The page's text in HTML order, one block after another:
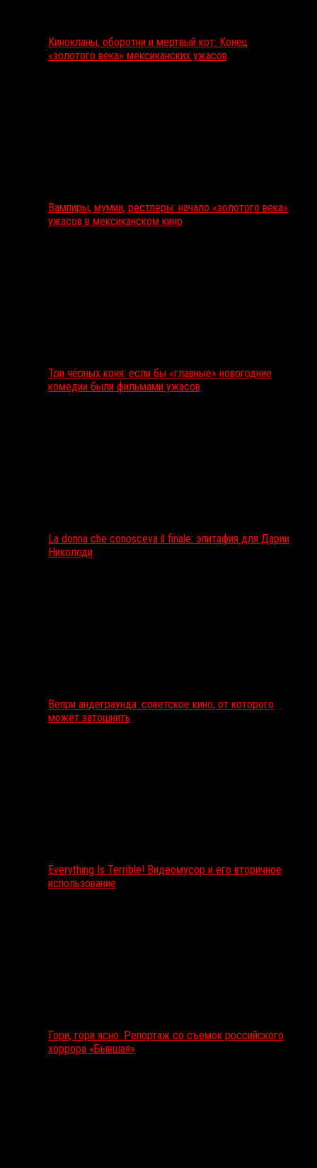
Кинокланы, оборотни и мертвый кот: Конец
«золотого века» мексиканских ужасов
Вампиры, мумии, рестлеры: начало «золотого века»
ужасов в мексиканском кино
Три чёрных коня: если бы «главные» новогодние
комедии были фильмами ужасов
La donna che conosceva il finale: эпитафия для Дарии
Николоди
Вепри андеграунда: советское кино, от которого
может затошнить
Everything Is Terrible! Видеомусор и его вторичное
использование
Гори, гори ясно: Репортаж со съемок российского
хоррора «Бывшая»